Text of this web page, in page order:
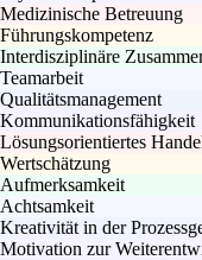
Medizinische Betreuung
Führungskompetenz
Interdisziplinäre
Teamarbeit
Qualitätsmanagement
Kommunikationsfähigkeit
Lösungsorientiertes
Wertschätzung
Aufmerksamkeit
Achtsamkeit
Kreativität in der
Motivation zur